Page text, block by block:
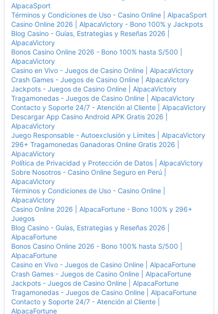
AlpacaSport
Términos y Condiciones de Uso - Casino Online | AlpacaSport
Casino Online 2026 | AlpacaVictory - Bono 100% y Jackpots
Blog Casino - Guías, Estrategias y Reseñas 2026 |
AlpacaVictory
Bonos Casino Online 2026 - Bono 100% hasta S/500 |
AlpacaVictory
Casino en Vivo - Juegos de Casino Online | AlpacaVictory
Crash Games - Juegos de Casino Online | AlpacaVictory
Jackpots - Juegos de Casino Online | AlpacaVictory
Tragamonedas - Juegos de Casino Online | AlpacaVictory
Contacto y Soporte 24/7 - Atención al Cliente | AlpacaVictory
Descargar App Casino Android APK Gratis 2026 |
AlpacaVictory
Juego Responsable - Autoexclusión y Límites | AlpacaVictory
296+ Tragamonedas Ganadoras Online Gratis 2026 |
AlpacaVictory
Política de Privacidad y Protección de Datos | AlpacaVictory
Sobre Nosotros - Casino Online Seguro en Perú |
AlpacaVictory
Términos y Condiciones de Uso - Casino Online |
AlpacaVictory
Casino Online 2026 | AlpacaFortune - Bono 100% y 296+
Juegos
Blog Casino - Guías, Estrategias y Reseñas 2026 |
AlpacaFortune
Bonos Casino Online 2026 - Bono 100% hasta S/500 |
AlpacaFortune
Casino en Vivo - Juegos de Casino Online | AlpacaFortune
Crash Games - Juegos de Casino Online | AlpacaFortune
Jackpots - Juegos de Casino Online | AlpacaFortune
Tragamonedas - Juegos de Casino Online | AlpacaFortune
Contacto y Soporte 24/7 - Atención al Cliente |
AlpacaFortune